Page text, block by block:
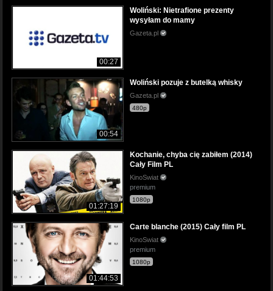
00:27
Woliński: Nietrafione prezenty
wysyłam do mamy
Gazeta.pl
00:54
Woliński pozuje z butelką whisky
Gazeta.pl
480p
01:27:19
Kochanie, chyba cię zabiłem (2014)
Cały Film PL
KinoSwiat
premium
1080p
01:44:53
Carte blanche (2015) Cały film PL
KinoSwiat
premium
1080p